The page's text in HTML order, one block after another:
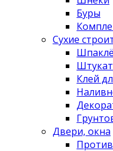
Буры
Сухие
Клей
Двери, окна